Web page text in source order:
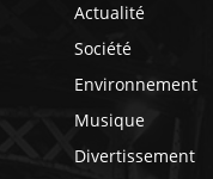
Actualité
Société
Environnement
Musique
Divertissement